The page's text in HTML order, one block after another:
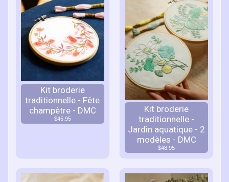
Kit broderie
traditionnelle - Fête
champêtre - DMC
$45.95
Kit broderie
traditionnelle -
Jardin aquatique - 2
modèles - DMC
$48.95